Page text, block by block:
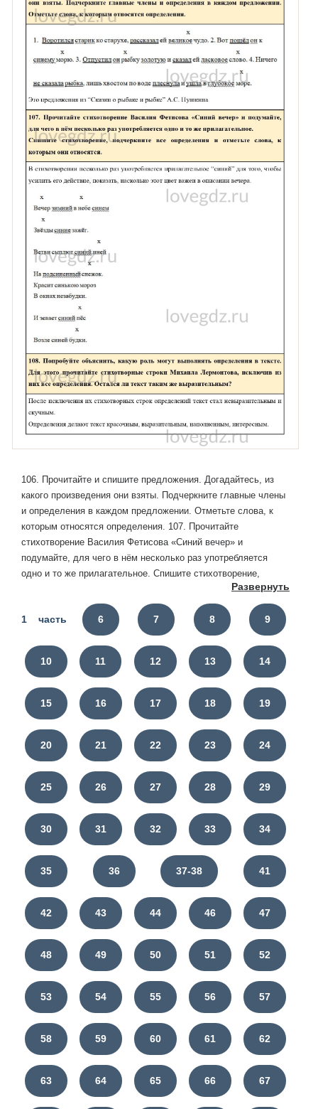
Развернуть
106. Прочитайте и спишите предложения. Догадайтесь, из
какого произведения они взяты. Подчеркните главные члены
и определения в каждом предложении. Отметьте слова, к
которым относятся определения. 107. Прочитайте
стихотворение Василия Фетисова «Синий вечер» и
подумайте, для чего в нём несколько раз употребляется
одно и то же прилагательное. Спишите стихотворение,
подчеркните все определения и отметьте слова, к которым
они относятся. 108. Попробуйте объяснить, какую роль могут
выполнять определения в тексте. Для этого прочитайте
стихотворные строки Михаила Лермонтова, исключив из них
все определения. Остался ли текст таким же
выразительным?
1 часть 6 7 8 9
10 11 12 13 14
15 16 17 18 19
20 21 22 23 24
25 26 27 28 29
30 31 32 33 34
35 36 37-38 41
42 43 44 46 47
48 49 50 51 52
53 54 55 56 57
58 59 60 61 62
63 64 65 66 67